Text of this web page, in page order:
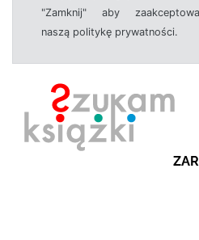
"Zamknij" aby
naszą politykę prywatności.